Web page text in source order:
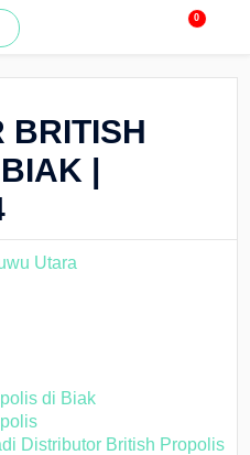
0
BRITISH
|
di Biak
Distributor British Propolis